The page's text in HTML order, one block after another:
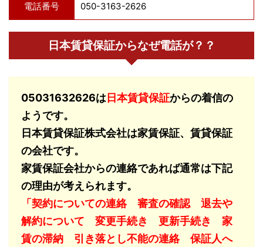
電話番号 050-3163-2626
日本賃貸保証からなぜ電話が？？
05031632626は日本賃貸保証からの着信の
ようです。
日本賃貸保証株式会社は家賃保証、賃貸保証
の会社です。
家賃保証会社からの連絡であれば通常は下記
の理由が考えられます。
「契約についての連絡 審査の確認 退去や
解約について 変更手続き 更新手続き 家
賃の滞納 引き落とし不能の連絡 保証人へ